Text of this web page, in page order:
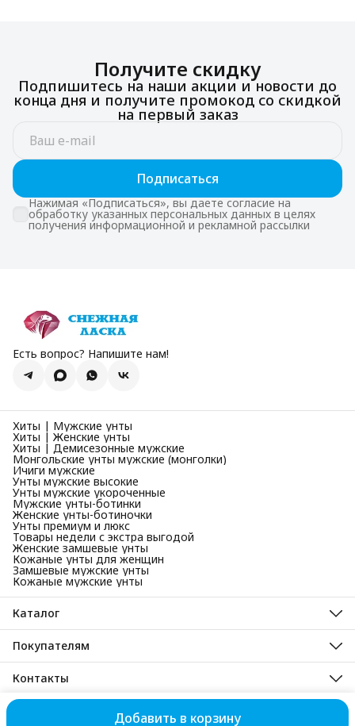
Добавить в корзину
Получите скидку
Подпишитесь на наши акции и новости до
конца дня и получите промокод со скидкой
на первый заказ
Подписаться
Нажимая «Подписаться», вы даете согласие на
обработку указанных персональных данных в целях
получения информационной и рекламной рассылки
Есть вопрос? Напишите нам!
Хиты | Мужские унты
Хиты | Женские унты
Хиты | Демисезонные мужские
Монгольские унты мужские (монголки)
Ичиги мужские
Унты мужские высокие
Унты мужские укороченные
Мужские унты-ботинки
Женские унты-ботиночки
Унты премиум и люкс
Товары недели с экстра выгодой
Женские замшевые унты
Кожаные унты для женщин
Замшевые мужские унты
Кожаные мужские унты
Каталог
Унты мужские зимние
Унты женские зимние
Унты детские зимние
Мужские демисезонные сапоги и ботинки
Женские демисезонные сапоги и ботинки
Покупателям
Унты зимние
Унты монгольские
Ичиги мужские
Корпоративные заказы (B2B)
Контакты
Адрес
Республика Хакасия, рп. Усть-Абакан, ул. Набережная, 29а
© Снежная ласка 2003-2026ОплатаДоставка